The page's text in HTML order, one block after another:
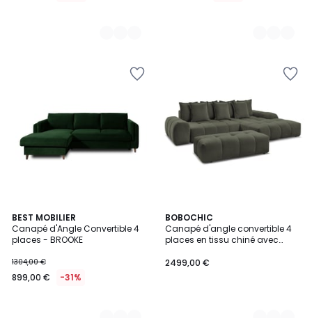
BEST MOBILIER
Canapé d'Angle Convertible 4
places - BROOKE
1304,00 €
899,00 € -31%
9
Couleurs
BOBOCHIC
Canapé d'angle convertible 4
places en tissu chiné avec
2499,00 €
9
Couleurs